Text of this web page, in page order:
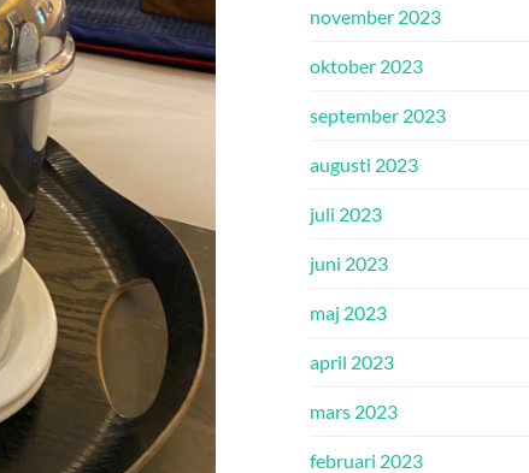
november 2023
oktober 2023
september 2023
augusti 2023
juli 2023
juni 2023
maj 2023
april 2023
mars 2023
februari 2023